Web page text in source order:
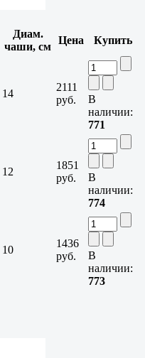
Диам.
чаши, см
Цена Купить
14
2111
руб.
В
наличии:
771
12
1851
руб.
В
наличии:
774
10
1436
руб.
В
наличии:
773